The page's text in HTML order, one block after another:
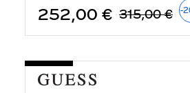
252,00 € 315,00 € -